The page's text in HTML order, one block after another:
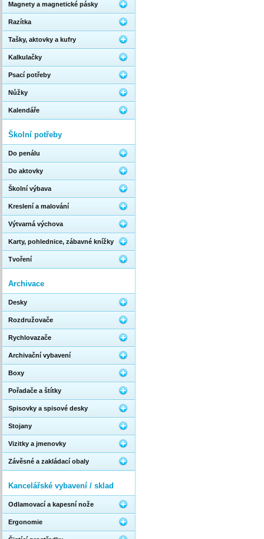
Magnety a magnetické pásky
Razítka
Tašky, aktovky a kufry
Kalkulačky
Psací potřeby
Nůžky
Kalendáře
Školní potřeby
Do penálu
Do aktovky
Školní výbava
Kreslení a malování
Výtvarná výchova
Karty, pohlednice, zábavné knížky
Tvoření
Archivace
Desky
Rozdružovače
Rychlovazače
Archivační vybavení
Boxy
Pořadače a štítky
Spisovky a spisové desky
Stojany
Vizitky a jmenovky
Závěsné a zakládací obaly
Kancelářské vybavení / sklad
Odlamovací a kapesní nože
Ergonomie